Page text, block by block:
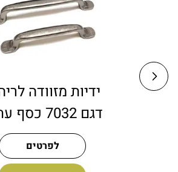
ידיות לארונות מטבח
דגם 9090 ארוכות
אוקסיד
לפרטים